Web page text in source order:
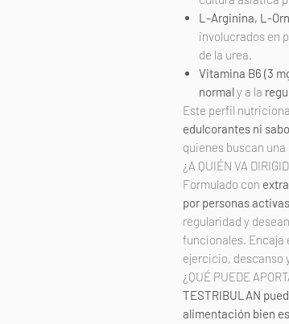
L-Arginina, L-
involucrados en
de la urea.
Vitamina B6 (3
normaly a la
Este perfil
edulcorantes ni
quienes buscan
¿A QUIÉN VA
Formulado con
por personas activas
regularidad y
funcionales. Encaja
ejercicio, descanso
¿QUÉ PUEDE
TESTRIBULAN
alimentación bien